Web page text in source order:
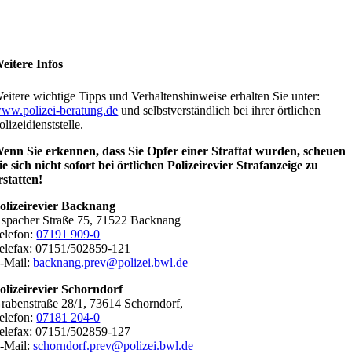
Infos
wichtige Tipps und Verhaltenshinweise erhalten Sie unter:
beratung.de und selbstverständlich bei ihrer örtlichen
Sie erkennen, dass Sie Opfer einer Straftat wurden, scheuen
sich nicht sofort bei örtlichen Polizeirevier Strafanzeige zu
Backnang
Straße 75, 71522 Backnang
07191 909-0
07151/502859-121
Mail:backnang.prev@polizei.bwl.de
Schorndorf
28/1, 73614 Schorndorf,
07181 204-0
07151/502859-127
Mail:schorndorf.prev@polizei.bwl.de